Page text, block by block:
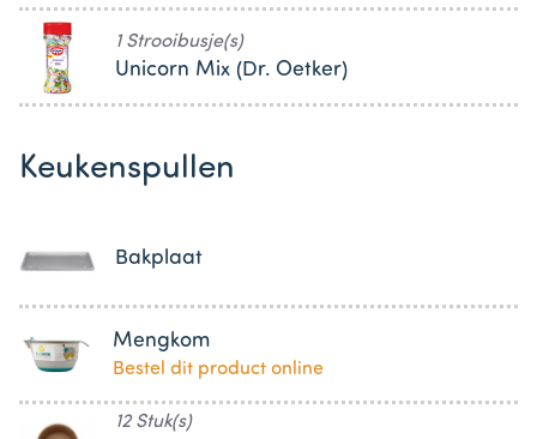
1 Strooibusje(s)
Unicorn Mix (Dr. Oetker)
Keukenspullen
Bakplaat
Mengkom
Bestel dit product online
12 Stuk(s)